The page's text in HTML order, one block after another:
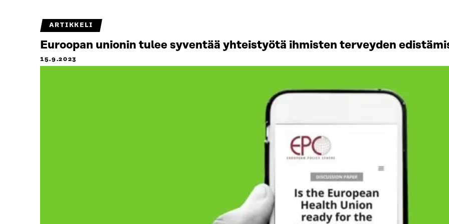
ARTIKKELI
Euroopan unionin tulee syventää yhteistyötä ihmisten terveyden
15.9.2023